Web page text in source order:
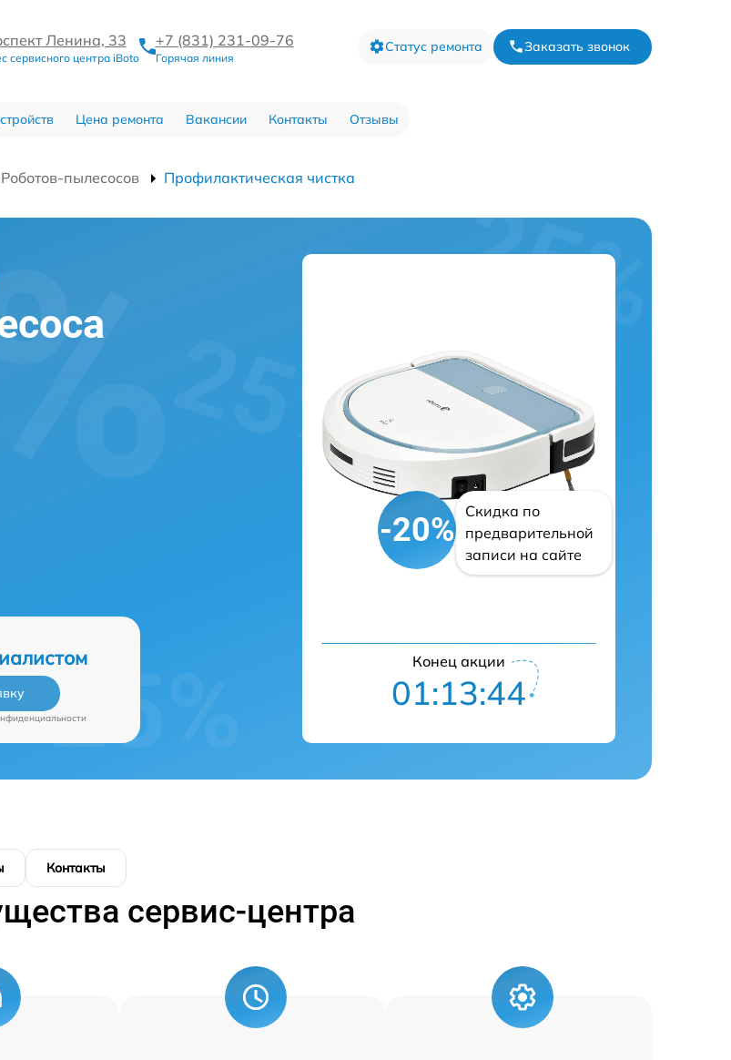
Ленина, 33
сервисного центра iBoto
+7 (831) 231-09-76
Горячая линия
Статус ремонта Заказать звонок
Цена ремонта Вакансии Контакты Отзывы
пылесосов Профилактическая чистка
-20%
Скидка по
предварительной
записи на сайте
Конец акции
01:13:42
Контакты
сервис-центра